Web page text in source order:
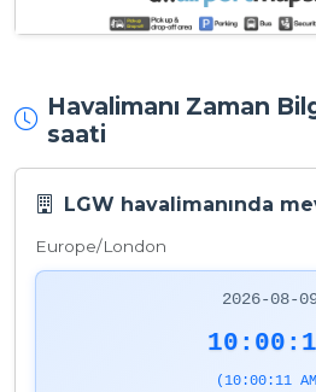
Havalimanı Zaman
saati
LGW havalimanında
Europe/London
2026-08-
(10:00:11